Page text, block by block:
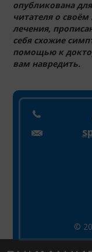
опубликована
читателя о
лечения,
себя схожие
помощью к
вам навредить.
©